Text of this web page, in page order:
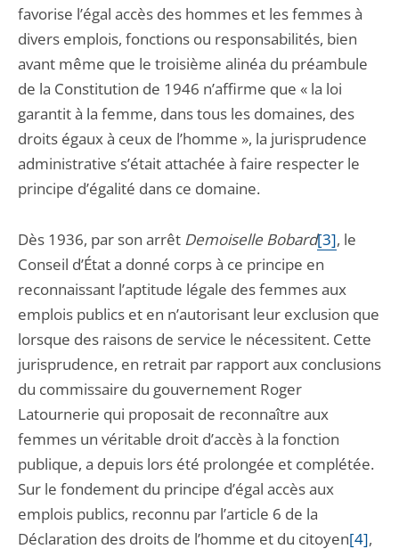
favorise l’égal accès des hommes et les femmes à
divers emplois, fonctions ou responsabilités, bien
avant même que le troisième alinéa du préambule
de la Constitution de 1946 n’affirme que « la loi
garantit à la femme, dans tous les domaines, des
droits égaux à ceux de l’homme », la jurisprudence
administrative s’était attachée à faire respecter le
principe d’égalité dans ce domaine.
Dès 1936, par son arrêt Demoiselle Bobard[3], le
Conseil d’État a donné corps à ce principe en
reconnaissant l’aptitude légale des femmes aux
emplois publics et en n’autorisant leur exclusion que
lorsque des raisons de service le nécessitent. Cette
jurisprudence, en retrait par rapport aux conclusions
du commissaire du gouvernement Roger
Latournerie qui proposait de reconnaître aux
femmes un véritable droit d’accès à la fonction
publique, a depuis lors été prolongée et complétée.
Sur le fondement du principe d’égal accès aux
emplois publics, reconnu par l’article 6 de la
Déclaration des droits de l’homme et du citoyen[4],